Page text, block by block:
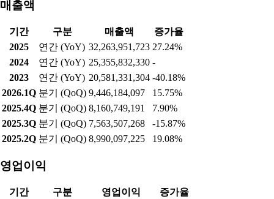
매출액
기간 구분 매출액
증가율
2025
연간 (YoY) 32,263,951,723 27.24%
2024
연간 (YoY) 25,355,832,330 -
2023
연간 (YoY) 20,581,331,304 -40.18%
2026.1Q 분기 (QoQ) 9,446,184,097
15.75%
2025.4Q 분기 (QoQ) 8,160,749,191
7.90%
2025.3Q 분기 (QoQ) 7,563,507,268
-15.87%
2025.2Q 분기 (QoQ) 8,990,097,225 19.08%
영업이익
기간 구분 영업이익
증가율